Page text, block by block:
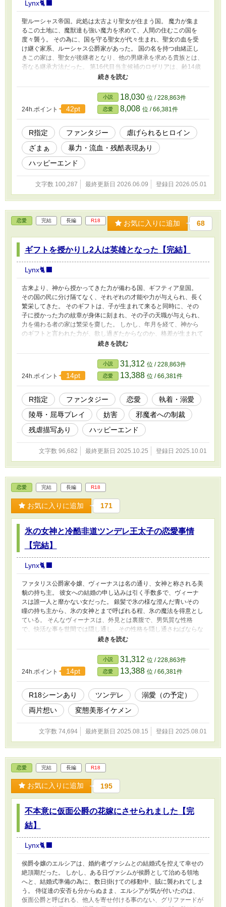
Lynx🐈‍⬛
聖ルーシャス帝国。此処は太古より聖女が住まう国。 魔力が集ま
るこの土地に、魔獣達も強い魔力を求めて、人間の住むこの国を
度々襲う。 その為に、国を守る聖女が代々生まれ、聖女の血を受
け継ぐ家系、ルーシャス公爵家があった。 国の名を持つ由緒正し
きこの家は、聖女が後継者となり、他の男継承を求める貴族とは、
否なる継承方法だった。 第16代目当主候補のロザリアは、齢14歳
の少女。まだ幼いロザリアに悲劇が訪れたのは、14歳の誕生日の朝
だった。 ＊過激な暴力的シーンを多く書いています。 続編予定が
24h.ポイント 42pt
小説 18,030 位 / 228,863件
恋愛 8,008 位 / 66,381件
R指定 ファンタジー
虐げられるヒロイン
ざまぁ
暴力・流血・残酷表現あり
ハッピーエンド
文字数 100,287 最終更新日 2026.06.09 登録日 2026.05.01
恋愛 完結 長編 R18 お気に入りに追加 68
ギフトを授かりし2人は英雄となった【完結】
Lynx🐈‍⬛
古来より、神から授かってきた力が備わる国、ギフティア皇国。
その国の民に分け隔てなく、それぞれの才能や力が与えられ、長く
繁栄してきた。 そのギフトは、子が生まれて来ると同時に、その
子に授かった力の紋章が身体に刻まれ、その子の天職が与えられ、
力を備わる者の家は繁栄を齎した。 しかし、年月を経て、神から
のギフトと言われた力が、欲し過ぎたからなのか、格差が生まれて
しまったからか、ギフトを授かりし者は少なくなり、伝説となりつ
つある。それが、300年も前から………。 その理由を調べようとす
ると、その者は不遇の死を遂げる様になった為、誰も調べる事が無
くなった頃、ギフティア皇国のとある領地、ガストラ侯爵領で、1
組の夫婦が誕生する。 夫の名は公爵家の嫡男カエアン、妻の名は
ガストラ侯爵家令嬢ティティリア。 決して幸せになる為の結婚で
はなかった………。 ＊性描写の話には♡付 ＊終盤、残虐描写があ
ります。オブラートには包んでいるつもりですが、苦手な方は端折
って下さいm(_ _)m 一応、その話には★を付けておきます
24h.ポイント 14pt
小説 31,312 位 / 228,863件
恋愛 13,388 位 / 66,381件
R指定 ファンタジー 恋愛
執着・溺愛
陵辱・屈辱プレイ
妨害
邪魔者への制裁
残虐描写あり
ハッピーエンド
文字数 96,682 最終更新日 2025.10.25 登録日 2025.10.01
恋愛 完結 長編 R18
お気に入りに追加 171
氷の女神と冷酷非道ツンデレ王太子の恋愛事情
【完結】
Lynx🐈‍⬛
ファタリス公爵家令嬢、ヴィーナスは名の通り、女神と称される美
貌の持ち主。 彼女への結婚の申し込みは引く手数多で、ヴィーナ
スは誰一人と靡かない女だった。 銀髪で氷の様な澄んだ青いその
瞳の持ち主から、氷の女神とまで呼ばれる程、氷の魔法を得意とし
ている。 そんなヴィーナスは、外見とは裏腹で、男気質な性格
で、快活な事を世間では隠し通し、その性格を隠し通さねばならな
い相手とは結婚は出来ぬ、とことごとく縁談を断り続けてい
公2人の描写をそれぞれ書いているので、会話が重なる時あります
24h.ポイント 14pt
小説 31,312 位 / 228,863件
恋愛 13,388 位 / 66,381件
R18シーンあり ツンデレ
溺愛（の予定）
両片想い
変態美形イケメン
文字数 74,694 最終更新日 2025.08.15 登録日 2025.08.01
恋愛 完結 長編 R18
お気に入りに追加 195
不本意に仮面公爵の花嫁にさせられました【完
結】
Lynx🐈‍⬛
侯爵令嬢のエルシアは、婚約者ヴァシムとの結婚式を控えて幸せの
絶頂期だった。 しかし、ある日ヴァシムが侯爵として治める領地
へと、結婚式準備の為に、数日掛けての移動中、賊に襲われてしま
う。 侍従達の安否も分からぬまま、エルシアが気が付いたのは、
仮面公爵と呼ばれる、他人を寄せ付ける事のない、グリファードが